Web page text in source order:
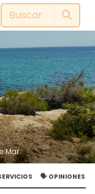
Mar
🗣️ OPINIONES